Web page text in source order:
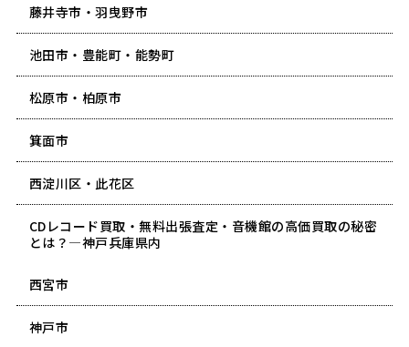
藤井寺市・羽曳野市
池田市・豊能町・能勢町
松原市・柏原市
箕面市
西淀川区・此花区
CDレコード買取・無料出張査定・音機館の高価買取の秘密
とは？―神戸兵庫県内
西宮市
神戸市